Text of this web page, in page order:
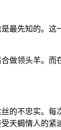
最先知的。
做领头羊。
的不忠实。
天蝎情人的紧